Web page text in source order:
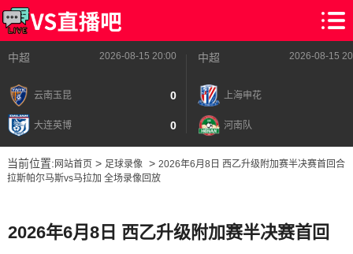
中超 2026-08-15 20:00
云南玉昆 0
大连英博 0
中超 2026-08-15
上海申花
河南队
当前位置: 网站首页> 足球录像 > 2026年6月8日 西乙升级附加赛半决赛首回合
拉斯帕尔马斯vs马拉加 全场录像回放
2026年6月8日 西乙升级附加赛半决赛首回